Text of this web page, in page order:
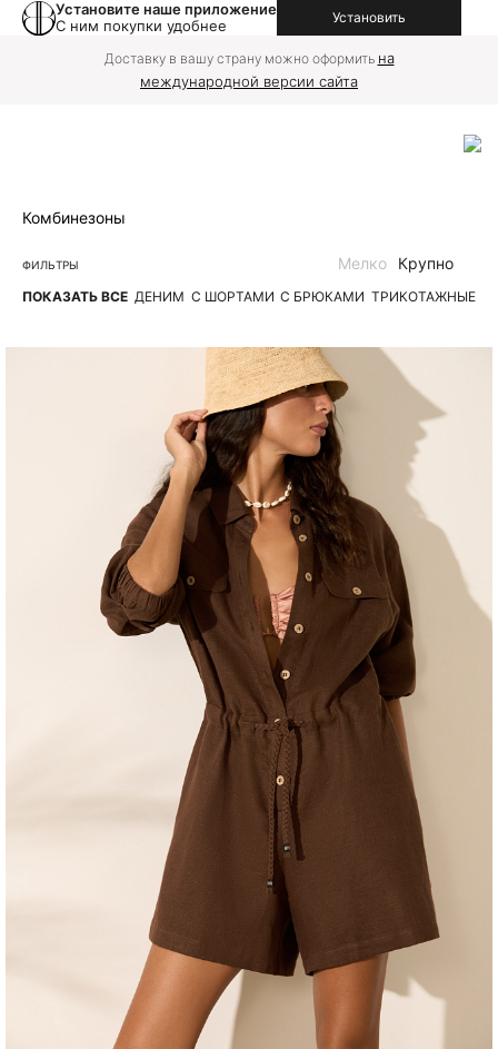
Установите наше приложение
С ним покупки удобнее
Установить
Доставку в вашу страну можно оформить на
международной версии сайта
Комбинезоны
ФИЛЬТРЫ
ПОКАЗАТЬ ВСЕ ДЕНИМ С ШОРТАМИ С БРЮКАМИ ТРИКОТАЖНЫЕ
Мелко Крупно